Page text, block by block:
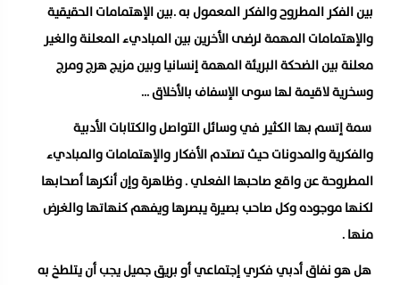
بين الفكر المطروح والفكر المعمول به .بين الإهتمامات الحقيقية
والإهتمامات المهمة لرضى الأخرين بين المباديء المعلنة والغير
معلنة بين الضحكة البريئة المهمة إنسانيا وبين مزيج هرج ومرج
وسخرية لاقيمة لها سوى الإسفاف بالأخلاق …
سمة إتسم بها الكثير في وسائل التواصل والكتابات الأدبية
والفكرية والمدونات حيث تصتدم الأفكار والإهتمامات والمباديء
المطروحة عن واقع صاحبها الفعلي . وظاهرة وإن أنكرها أصحابها
لكنها موجوده وكل صاحب بصيرة يبصرها ويفهم كنهاتها والغرض
منها .
هل هو نفاق أدبي فكري إجتماعي أو بريق جميل يجب أن يتلطخ به